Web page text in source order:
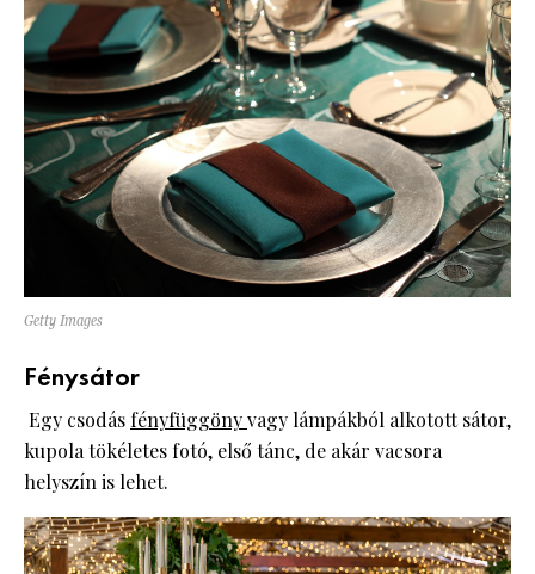
Getty Images
Fénysátor
Egy csodás fényfüggönyvagy lámpákból alkotott sátor,
kupola tökéletes fotó, első tánc, de akár vacsora
helyszín is lehet.